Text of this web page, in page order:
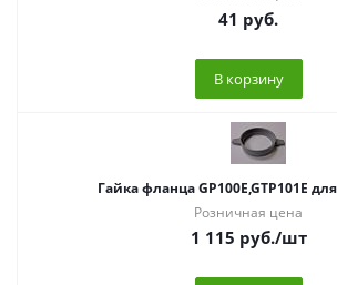
41 руб.
В корзину
Гайка фланца GP100E,GTP101E
Розничная цена
1 115 руб./шт